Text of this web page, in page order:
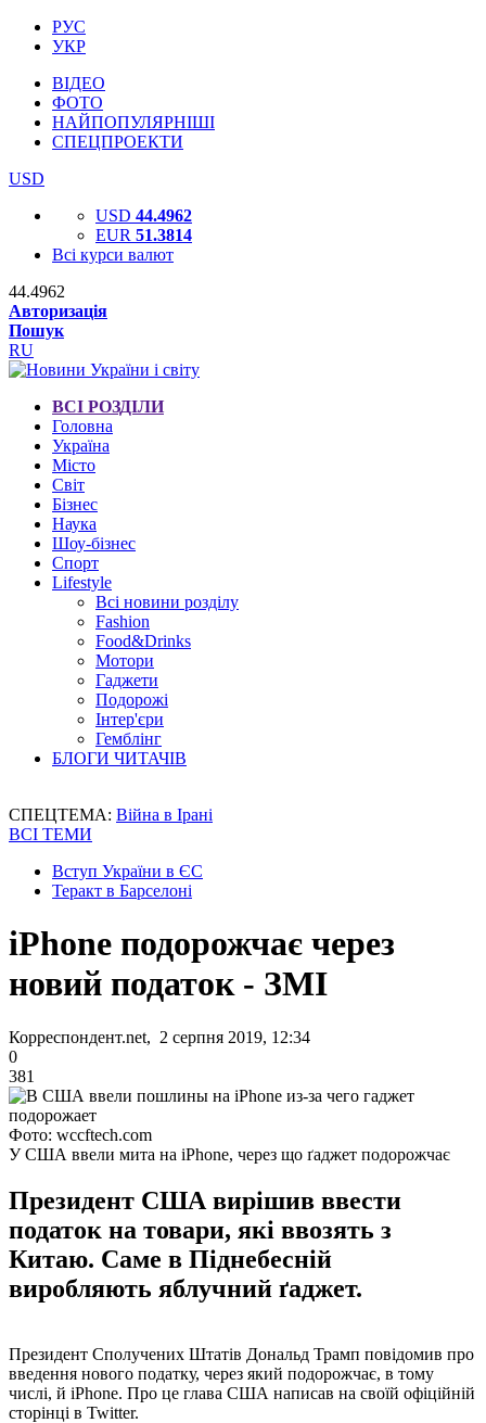
РУС
УКР
ВІДЕО
ФОТО
НАЙПОПУЛЯРНІШІ
СПЕЦПРОЕКТИ
USD
USD 44.4962
EUR 51.3814
Всі курси валют
44.4962
Авторизація
Пошук
RU
ВСІ РОЗДІЛИ
Головна
Україна
Місто
Світ
Бізнес
Наука
Шоу-бізнес
Спорт
Lifestyle
Всі новини розділу
Fashion
Food&Drinks
Мотори
Гаджети
Подорожі
Інтер'єри
Гемблінг
БЛОГИ ЧИТАЧІВ
СПЕЦТЕМА: Війна в Ірані
ВСІ ТЕМИ
Вступ України в ЄС
Теракт в Барселоні
iPhone подорожчає через
новий податок - ЗМІ
Корреспондент.net, 2 серпня 2019, 12:34
0
381
Фото: wccftech.com
У США ввели мита на iPhone, через що ґаджет подорожчає
Президент США вирішив ввести
податок на товари, які ввозять з
Китаю. Саме в Піднебесній
виробляють яблучний ґаджет.
Президент Сполучених Штатів Дональд Трамп повідомив про
введення нового податку, через який подорожчає, в тому
числі, й iPhone. Про це глава США написав на своїй офіційній
сторінці в Twitter.